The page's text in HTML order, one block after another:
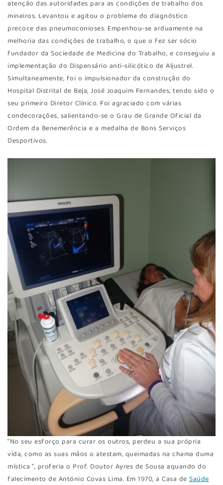
atenção das autoridades para as condições de trabalho dos
mineiros. Levantou e agitou o problema do diagnóstico
precoce das pneumoconioses. Empenhou-se arduamente na
melhoria das condições de trabalho, o que o fez ser sócio
fundador da Sociedade de Medicina do Trabalho, e conseguiu a
implementação do Dispensário anti-silicótico de Aljustrel.
Simultaneamente, foi o impulsionador da construção do
Hospital Distrital de Beja, José Joaquim Fernandes, tendo sido o
seu primeiro Diretor Clínico. Foi agraciado com várias
condecorações, salientando-se o Grau de Grande Oficial da
Ordem da Benemerência e a medalha de Bons Serviços
Desportivos.
“No seu esforço para curar os outros, perdeu a sua própria
vida, como as suas mãos o atestam, queimadas na chama duma
mística “, proferia o Prof. Doutor Ayres de Sousa aquando do
falecimento de António Covas Lima. Em 1970, a Casa de Saúde